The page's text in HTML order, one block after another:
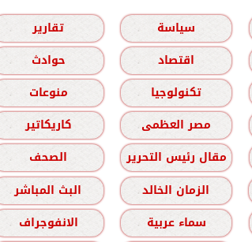
سياسة
تقارير
اقتصاد
حوادث
تكنولوجيا
منوعات
مصر العظمى
كاريكاتير
مقال رئيس التحرير
الصحف
الزمان الخالد
البث المباشر
سماء عربية الانفوجراف